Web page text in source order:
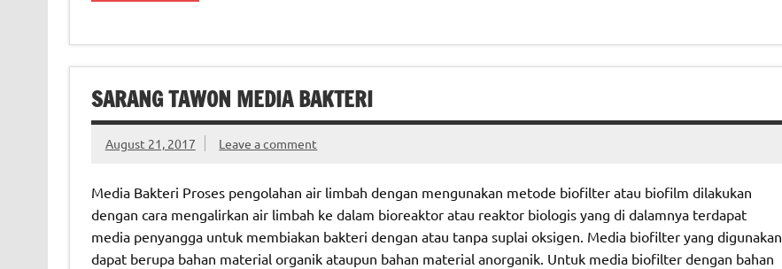
SARANG TAWON MEDIA BAKTERI
August 21, 2017 Leave a comment
Media Bakteri Proses pengolahan air limbah dengan mengunakan metode biofilter atau biofilm dilakukan
dengan cara mengalirkan air limbah ke dalam bioreaktor atau reaktor biologis yang di dalamnya terdapat
media penyangga untuk membiakan bakteri dengan atau tanpa suplai oksigen. Media biofilter yang digunakan
dapat berupa bahan material organik ataupun bahan material anorganik. Untuk media biofilter dengan bahan